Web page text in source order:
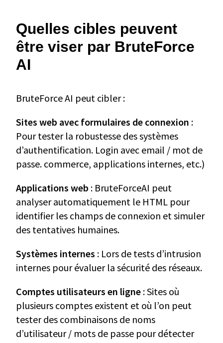
Quelles cibles peuvent
être viser par BruteForce
AI
BruteForce AI peut cibler :
Sites web avec formulaires de connexion :
Pour tester la robustesse des systèmes
d’authentification. Login avec email / mot de
passe. commerce, applications internes, etc.)
Applications web : BruteForceAI peut
analyser automatiquement le HTML pour
identifier les champs de connexion et simuler
des tentatives humaines.
Systèmes internes : Lors de tests d’intrusion
internes pour évaluer la sécurité des réseaux.
Comptes utilisateurs en ligne : Sites où
plusieurs comptes existent et où l’on peut
tester des combinaisons de noms
d’utilisateur / mots de passe pour détecter